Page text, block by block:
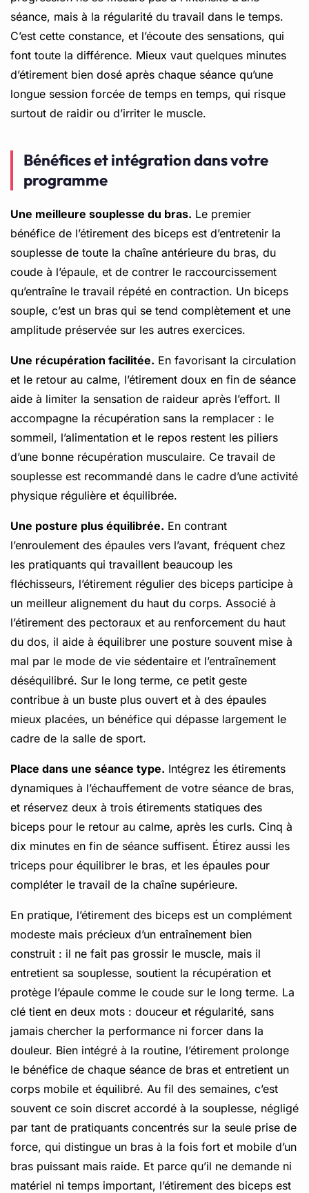
séance, mais à la régularité du travail dans le temps.
C’est cette constance, et l’écoute des sensations, qui
font toute la différence. Mieux vaut quelques minutes
d’étirement bien dosé après chaque séance qu’une
longue session forcée de temps en temps, qui risque
surtout de raidir ou d’irriter le muscle.
Bénéfices et intégration dans votre
programme
Une meilleure souplesse du bras. Le premier
bénéfice de l’étirement des biceps est d’entretenir la
souplesse de toute la chaîne antérieure du bras, du
coude à l’épaule, et de contrer le raccourcissement
qu’entraîne le travail répété en contraction. Un biceps
souple, c’est un bras qui se tend complètement et une
amplitude préservée sur les autres exercices.
Une récupération facilitée. En favorisant la circulation
et le retour au calme, l’étirement doux en fin de séance
aide à limiter la sensation de raideur après l’effort. Il
accompagne la récupération sans la remplacer : le
sommeil, l’alimentation et le repos restent les piliers
d’une bonne récupération musculaire. Ce travail de
souplesse est recommandé dans le cadre d’une activité
physique régulière et équilibrée.
Une posture plus équilibrée. En contrant
l’enroulement des épaules vers l’avant, fréquent chez
les pratiquants qui travaillent beaucoup les
fléchisseurs, l’étirement régulier des biceps participe à
un meilleur alignement du haut du corps. Associé à
l’étirement des pectoraux et au renforcement du haut
du dos, il aide à équilibrer une posture souvent mise à
mal par le mode de vie sédentaire et l’entraînement
déséquilibré. Sur le long terme, ce petit geste
contribue à un buste plus ouvert et à des épaules
mieux placées, un bénéfice qui dépasse largement le
cadre de la salle de sport.
Place dans une séance type. Intégrez les étirements
dynamiques à l’échauffement de votre séance de bras,
et réservez deux à trois étirements statiques des
biceps pour le retour au calme, après les curls. Cinq à
dix minutes en fin de séance suffisent. Étirez aussi les
triceps pour équilibrer le bras, et les épaules pour
compléter le travail de la chaîne supérieure.
En pratique, l’étirement des biceps est un complément
modeste mais précieux d’un entraînement bien
construit : il ne fait pas grossir le muscle, mais il
entretient sa souplesse, soutient la récupération et
protège l’épaule comme le coude sur le long terme. La
clé tient en deux mots : douceur et régularité, sans
jamais chercher la performance ni forcer dans la
douleur. Bien intégré à la routine, l’étirement prolonge
le bénéfice de chaque séance de bras et entretient un
corps mobile et équilibré. Au fil des semaines, c’est
souvent ce soin discret accordé à la souplesse, négligé
par tant de pratiquants concentrés sur la seule prise de
force, qui distingue un bras à la fois fort et mobile d’un
bras puissant mais raide. Et parce qu’il ne demande ni
matériel ni temps important, l’étirement des biceps est